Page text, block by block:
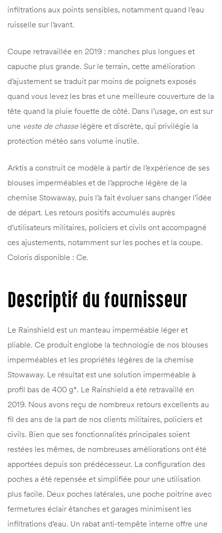
infiltrations aux points sensibles, notamment quand l’eau
ruisselle sur l’avant.
Coupe retravaillée en 2019 : manches plus longues et
capuche plus grande. Sur le terrain, cette amélioration
d’ajustement se traduit par moins de poignets exposés
quand vous levez les bras et une meilleure couverture de la
tête quand la pluie fouette de côté. Dans l’usage, on est sur
une veste de chasse légère et discrète, qui privilégie la
protection météo sans volume inutile.
Arktis a construit ce modèle à partir de l’expérience de ses
blouses imperméables et de l’approche légère de la
chemise Stowaway, puis l’a fait évoluer sans changer l’idée
de départ. Les retours positifs accumulés auprès
d’utilisateurs militaires, policiers et civils ont accompagné
ces ajustements, notamment sur les poches et la coupe.
Coloris disponible : Ce.
Descriptif du fournisseur
Le Rainshield est un manteau imperméable léger et
pliable. Ce produit englobe la technologie de nos blouses
imperméables et les propriétés légères de la chemise
Stowaway. Le résultat est une solution imperméable à
profil bas de 400 g*. Le Rainshield a été retravaillé en
2019. Nous avons reçu de nombreux retours excellents au
fil des ans de la part de nos clients militaires, policiers et
civils. Bien que ses fonctionnalités principales soient
restées les mêmes, de nombreuses améliorations ont été
apportées depuis son prédécesseur. La configuration des
poches a été repensée et simplifiée pour une utilisation
plus facile. Deux poches latérales, une poche poitrine avec
fermetures éclair étanches et garages minimisent les
infiltrations d’eau. Un rabat anti-tempête interne offre une